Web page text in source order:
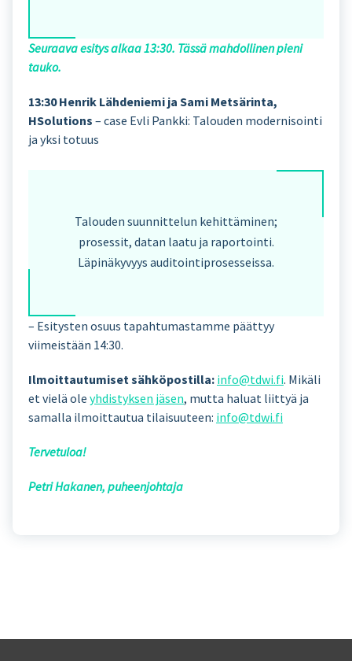
Seuraava esitys alkaa 13:30. Tässä mahdollinen pieni
tauko.
13:30 Henrik Lähdeniemi ja Sami Metsärinta,
HSolutions – case Evli Pankki: Talouden modernisointi
ja yksi totuus
Talouden suunnittelun kehittäminen;
prosessit, datan laatu ja raportointi.
Läpinäkyvyys auditointiprosesseissa.
– Esitysten osuus tapahtumastamme päättyy
viimeistään 14:30.
Ilmoittautumiset sähköpostilla: info@tdwi.fi. Mikäli
et vielä ole yhdistyksen jäsen, mutta haluat liittyä ja
samalla ilmoittautua tilaisuuteen: info@tdwi.fi
Tervetuloa!
Petri Hakanen, puheenjohtaja